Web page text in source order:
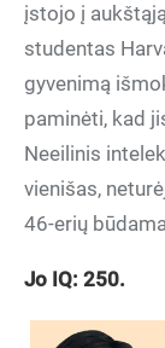
įstojo į
studentas
gyvenimą
paminėti, kad
Neeilinis
vienišas,
46-erių
Jo IQ: 250.